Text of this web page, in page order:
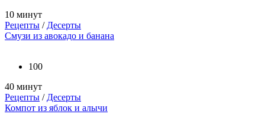
10 минут
Рецепты / Десерты
Смузи из авокадо и банана
100
40 минут
Рецепты / Десерты
Компот из яблок и алычи